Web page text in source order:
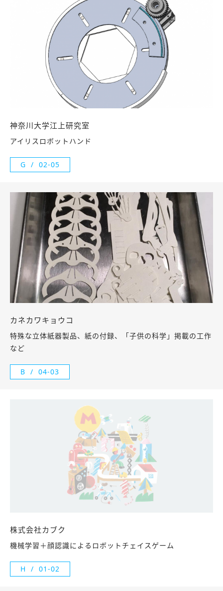
神奈川大学江上研究室
アイリスロボットハンド
G 02-05
カネカワキョウコ
特殊な立体紙器製品、紙の付録、「子供の科学」掲載の工作
など
B 04-03
株式会社カブク
機械学習＋顔認識によるロボットチェイスゲーム
H 01-02